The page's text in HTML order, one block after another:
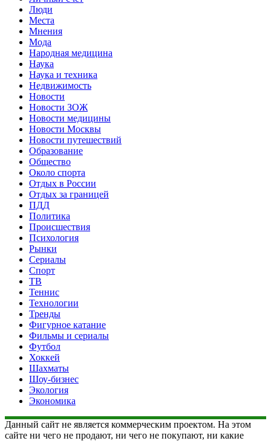
Люди
Места
Мнения
Мода
Народная медицина
Наука
Наука и техника
Недвижимость
Новости
Новости ЗОЖ
Новости медицины
Новости Москвы
Новости путешествий
Образование
Общество
Около спорта
Отдых в России
Отдых за границей
ПДД
Политика
Происшествия
Психология
Рынки
Сериалы
Спорт
ТВ
Теннис
Технологии
Тренды
Фигурное катание
Фильмы и сериалы
Футбол
Хоккей
Шахматы
Шоу-бизнес
Экология
Экономика
Данный сайт не является коммерческим проектом. На этом
сайте ни чего не продают, ни чего не покупают, ни какие